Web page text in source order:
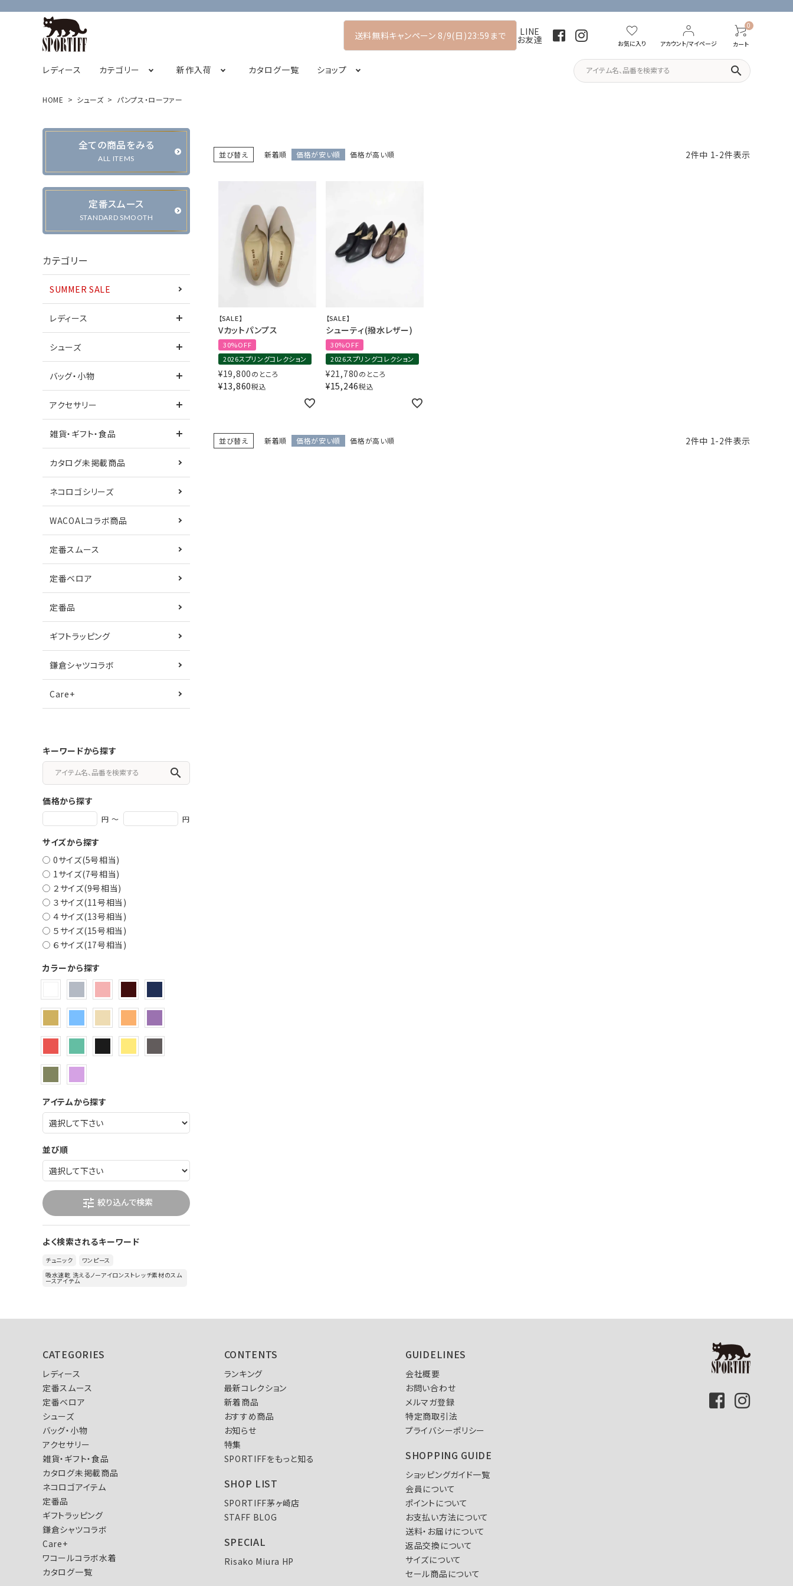
送料無料キャンペーン 8/9(日)23:59まで LINE
お友達 お気に入り アカウント/マイページ
0
カート
レディース カテゴリー
フレンチスリーブ チュニック
キャミソール
カーディガン・ベスト ジャケット・ブルゾン
パンツ
ワンピース
シューズ サンダル
カタログ未掲載商品
ネコロゴシリーズ 定番ベロア
新作入荷
2026サマーコレクション
カタログ一覧 ショップ
SPORTIFF茅ヶ崎店 STAFF BLOG
search
HOME シューズ パンプス・ローファー
全ての商品をみる
ALL ITEMS
定番スムース
STANDARD SMOOTH
カテゴリー
SUMMER SALE
レディース
シューズ
バッグ・小物
アクセサリー
雑貨・ギフト・食品
カタログ未掲載商品
ネコロゴシリーズ
WACOALコラボ商品
定番スムース
定番ベロア
定番品
ギフトラッピング
鎌倉シャツコラボ
Care+
キーワードから探す
search
価格から探す
円 ～ 円
サイズから探す
0サイズ(5号相当)
1サイズ(7号相当)
２サイズ(9号相当)
３サイズ(11号相当)
４サイズ(13号相当)
５サイズ(15号相当)
６サイズ(17号相当)
カラーから探す
アイテムから探す
並び順
tune 絞り込んで検索
よく検索されるキーワード
チュニック
ワンピース
吸水速乾 洗えるノーアイロンストレッチ素材のスム
ースアイテム
並び替え 新着順 価格が安い順 価格が高い順 2件中 1-2件表示
【SALE】
Vカットパンプス
30%OFF
2026スプリングコレクション
¥19,800のところ
¥13,860税込
【SALE】
シューティ(撥水レザー)
30%OFF
2026スプリングコレクション
¥21,780のところ
¥15,246税込
並び替え 新着順 価格が安い順 価格が高い順 2件中 1-2件表示
CATEGORIES
レディース
定番スムース
定番ベロア
シューズ
バッグ・小物
アクセサリー
雑貨・ギフト・食品
カタログ未掲載商品
ネコロゴアイテム
定番品
ギフトラッピング
鎌倉シャツコラボ
Care+
ワコールコラボ水着
カタログ一覧
CONTENTS
ランキング
最新コレクション
新着商品
おすすめ商品
お知らせ
特集
SPORTIFFをもっと知る
SHOP LIST
SPORTIFF茅ヶ崎店
STAFF BLOG
SPECIAL
Risako Miura HP
GUIDELINES
会社概要
お問い合わせ
メルマガ登録
特定商取引法
プライバシーポリシー
SHOPPING GUIDE
ショッピングガイド一覧
会員について
ポイントについて
お支払い方法について
送料・お届けについて
返品交換について
サイズについて
セール商品について